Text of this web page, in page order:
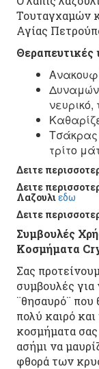
Τουταγχαμών
Αγίας
Θεραπευτικές
νευρικό,
Τσάκρας
τρίτο
Δειτε
Δειτε
Λαζουλιεδω
Δειτε
Συμβουλές
Κοσμήματα
Σας
συμβουλές για
¨θησαυρό¨ που
πολύ καιρό
κοσμήματα
ασήμι να
φθορά των